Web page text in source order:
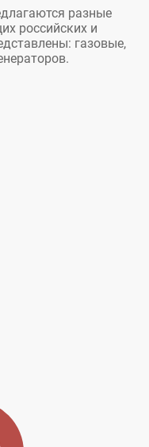
разные
российских и
газовые,